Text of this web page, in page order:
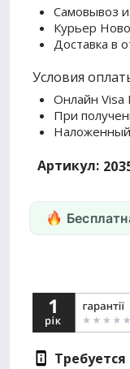
Самовывоз
Курьер
Доставка в
Условия
Онлайн Visa
При
Артикул: